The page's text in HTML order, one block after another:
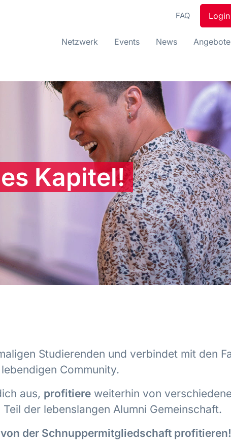
FAQ Login
Netzwerk Events News Angebote
Kapitel!
Studierenden und verbindet mit den
Community.
aus, profitiereweiterhin von
der lebenslangen Alumni Gemeinschaft.
der Schnuppermitgliedschaft profitieren!